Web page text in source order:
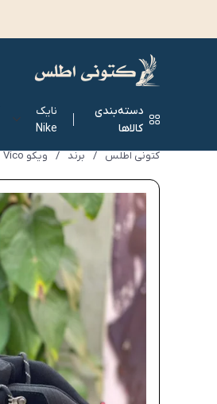
دسته‌بندی
کالاها
نایک
Nike
کتونی اطلس / برند / ویکو Vico